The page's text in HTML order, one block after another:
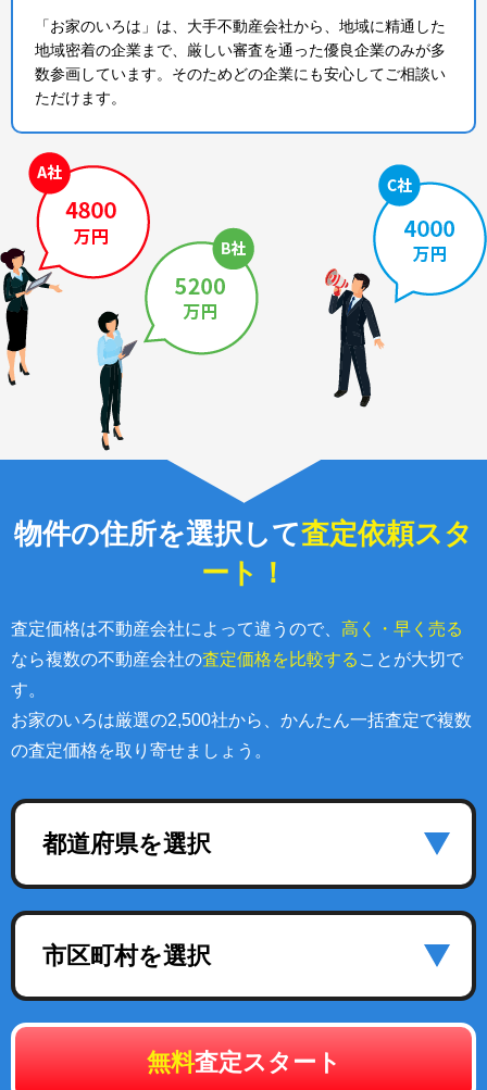
「お家のいろは」は、大手不動産会社から、地域に精通した
地域密着の企業まで、厳しい審査を通った優良企業のみが多
数参画しています。そのためどの企業にも安心してご相談い
ただけます。
物件の住所を選択して査定依頼スタ
ート！
査定価格は不動産会社によって違うので、 高く・早く売る
なら複数の不動産会社の査定価格を比較する ことが大切で
す。
お家のいろは厳選の2,500社から、かんたん一括査定で複数
の査定価格を取り寄せましょう。
都道府県を選択
市区町村を選択
無料査定スタート